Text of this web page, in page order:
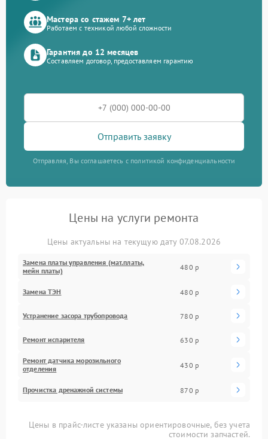
Мастера со стажем 7+ лет
Работаем с техникой любой сложности
Гарантия до 12 месяцев
Составляем договор, предоставляем гарантию
Отправить заявку
Отправляя, Вы соглашаетесь с политикой конфиденциальности
Цены на услуги ремонта
Цены актуальны на текущую дату 07.08.2026
Замена платы управления (мат.платы,
мейн платы)
480 р
Замена ТЭН 480 р
Устранение засора трубопровода 780 р
Ремонт испарителя 630 р
Ремонт датчика морозильного
отделения
430 р
Прочистка дренажной системы 870 р
Цены в прайс-листе указаны ориентировочные, без учета
стоимости запчастей.